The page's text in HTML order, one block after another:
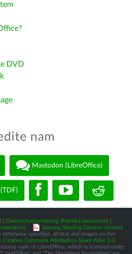
DVD
nam
Mastodon (LibreOffice)
| Datenschutzerklärung (Politika zasebnosti)|
-
Satzung (binding German version)
otherwise specified, all text and images on this
Creative Commons Attribution-Share Alike 3.0
source code of LibreOffice, which is licensed under